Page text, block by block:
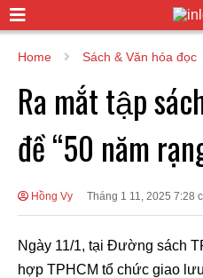
Home Sách & Văn hóa đọc
Ra mắt tập
đề “50 năm
Hồng Vy Tháng 1 11, 2025 7:28
Ngày 11/1, tại Đường sách
hợp TPHCM tổ chức giao